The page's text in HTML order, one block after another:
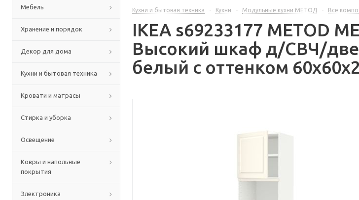
Мебель
Хранение и порядок
Декор для дома
Кухни и бытовая техника
Кровати и матрасы
Стирка и уборка
Освещение
Ковры и напольные
покрытия
Электроника
Кухни и бытовая техника - Кухни - Модульные кухни МЕТОД - Все
IKEA s69233177 METOD
Высокий шкаф д/СВЧ/
белый с оттенком